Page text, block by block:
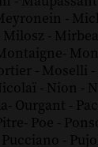
-
Milosz -
-
- Moselli -
- Nion -
- Ourgant -
- Poe -
Pucciano -